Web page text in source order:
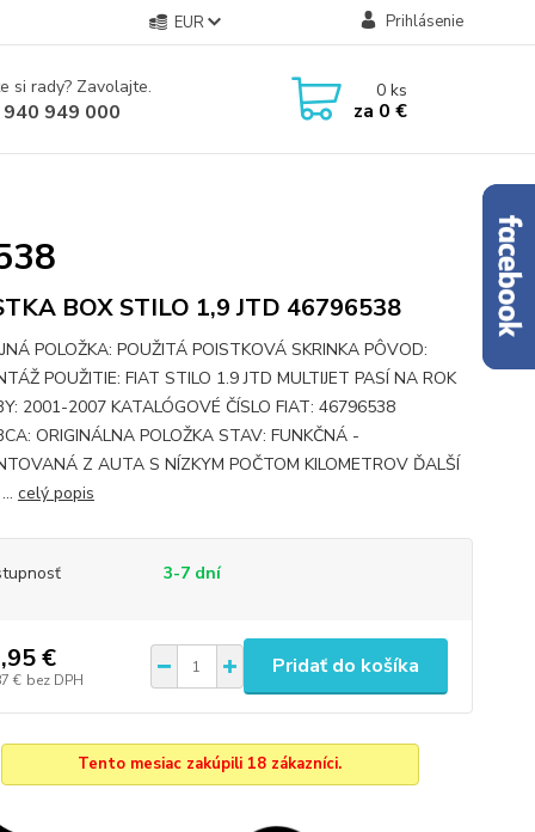
EUR Prihlásenie
si rady? Zavolajte.
949 000
0ks
za 0 €
BOX STILO 1,9 JTD 46796538
POLOŽKA: POUŽITÁ POISTKOVÁ SKRINKA PÔVOD:
POUŽITIE: FIAT STILO 1.9 JTD MULTIJET PASÍ NA ROK
2001-2007 KATALÓGOVÉ ČÍSLO FIAT: 46796538
ORIGINÁLNA POLOŽKA STAV: FUNKČNÁ -
Z AUTA S NÍZKYM POČTOM KILOMETROV ĎALŠÍ
celý popis
3-7 dní
€
€ bez DPH
Pridať do košíka
Tento mesiac zakúpili 18 zákazníci.